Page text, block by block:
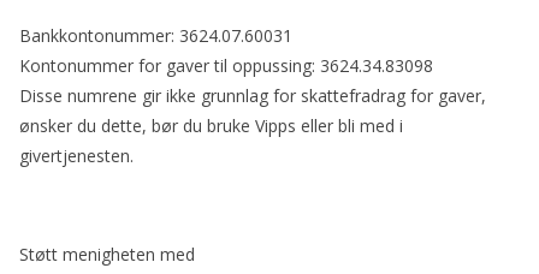
Bankkontonummer: 3624.07.60031
Kontonummer for gaver til oppussing: 3624.34.83098
Disse numrene gir ikke grunnlag for skattefradrag for gaver,
ønsker du dette, bør du bruke Vipps eller bli med i
givertjenesten.
Støtt menigheten med